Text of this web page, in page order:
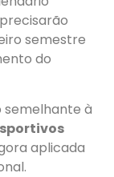
semestre
do
semelhante à
aplicada